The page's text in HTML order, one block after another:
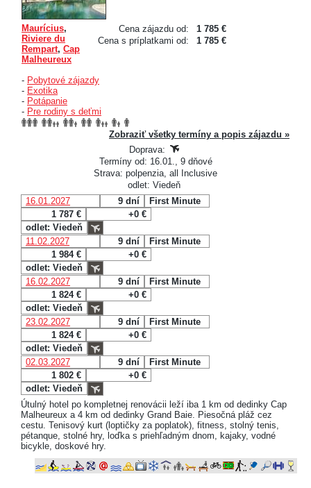
Cena zájazdu od:
1 785 €
Cena s príplatkami od:
1 785 €
Maurícius,
Riviere du
Rempart, Cap
Malheureux
- Pobytové zájazdy
- Exotika
- Potápanie
- Pre rodiny s deťmi
Zobraziť všetky termíny a popis zájazdu »
Doprava:
Termíny od: 16.01., 9 dňové
Strava: polpenzia, all Inclusive
odlet: Viedeň
16.01.2027
9 dní
First Minute
1 787 €
+0 €
odlet: Viedeň
11.02.2027
9 dní
First Minute
1 984 €
+0 €
odlet: Viedeň
16.02.2027
9 dní
First Minute
1 824 €
+0 €
odlet: Viedeň
23.02.2027
9 dní
First Minute
1 824 €
+0 €
odlet: Viedeň
02.03.2027
9 dní
First Minute
1 802 €
+0 €
odlet: Viedeň
Útulný hotel po kompletnej renovácii leží iba 1 km od dedinky Cap
Malheureux a 4 km od dedinky Grand Baie. Piesočná pláž cez
cestu. Tenisový kurt (loptičky za poplatok), fitness, stolný tenis,
pétanque, stolné hry, loďka s priehľadným dnom, kajaky, vodné
bicykle, doskové hry.